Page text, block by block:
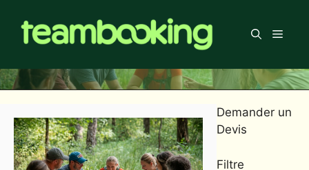
contenu
Menu
Demander un
Devis
Filtre